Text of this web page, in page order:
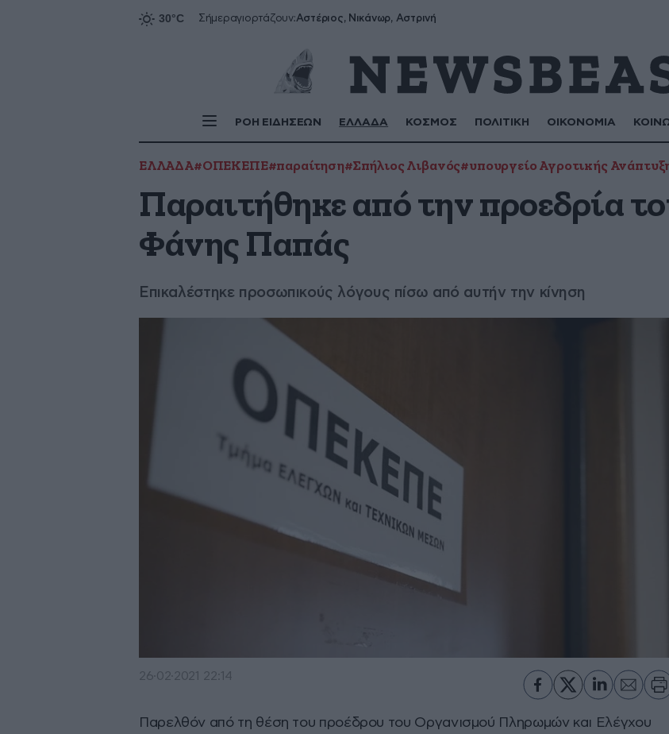
Σήμεραγιορτάζουν:Αστέριος, Νικάνωρ, Αστρινή
ΡΟΗ ΕΙΔΗΣΕΩΝ ΕΛΛΑΔΑ ΚΟΣΜΟΣ ΠΟΛΙΤΙΚΗ ΟΙΚΟΝΟΜΙΑ
ΕΛΛΑΔΑ#ΟΠΕΚΕΠΕ#παραίτηση#Σπήλιος Λιβανός#υπουργείο Αγροτικής
Παραιτήθηκε από την προεδρία
Φάνης Παπάς
Επικαλέστηκε προσωπικούς λόγους πίσω από αυτήν την κίνηση
26·02·2021 22:14
Παρελθόν από τη θέση του προέδρου του Οργανισμού Πληρωμών και Ελέγχου